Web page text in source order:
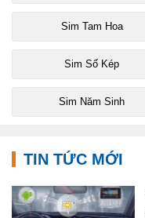
Sim Tam Hoa
Sim Số Kép
Sim Năm Sinh
TIN TỨC MỚI